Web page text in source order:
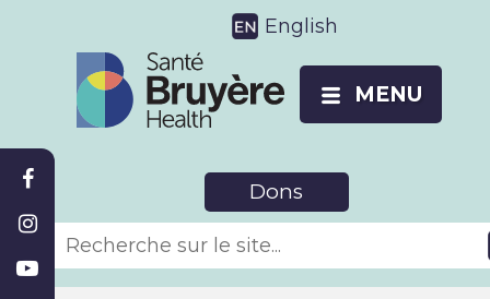
English
MENU
Dons